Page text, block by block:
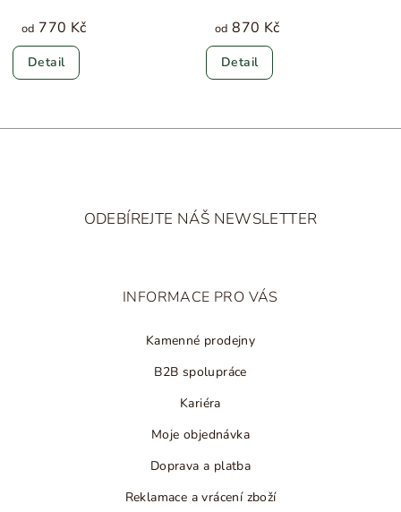
od 770 Kč
Detail
od 870 Kč
Detail
ODEBÍREJTE NÁŠ NEWSLETTER
INFORMACE PRO VÁS
Kamenné prodejny
B2B spolupráce
Kariéra
Moje objednávka
Doprava a platba
Reklamace a vrácení zboží